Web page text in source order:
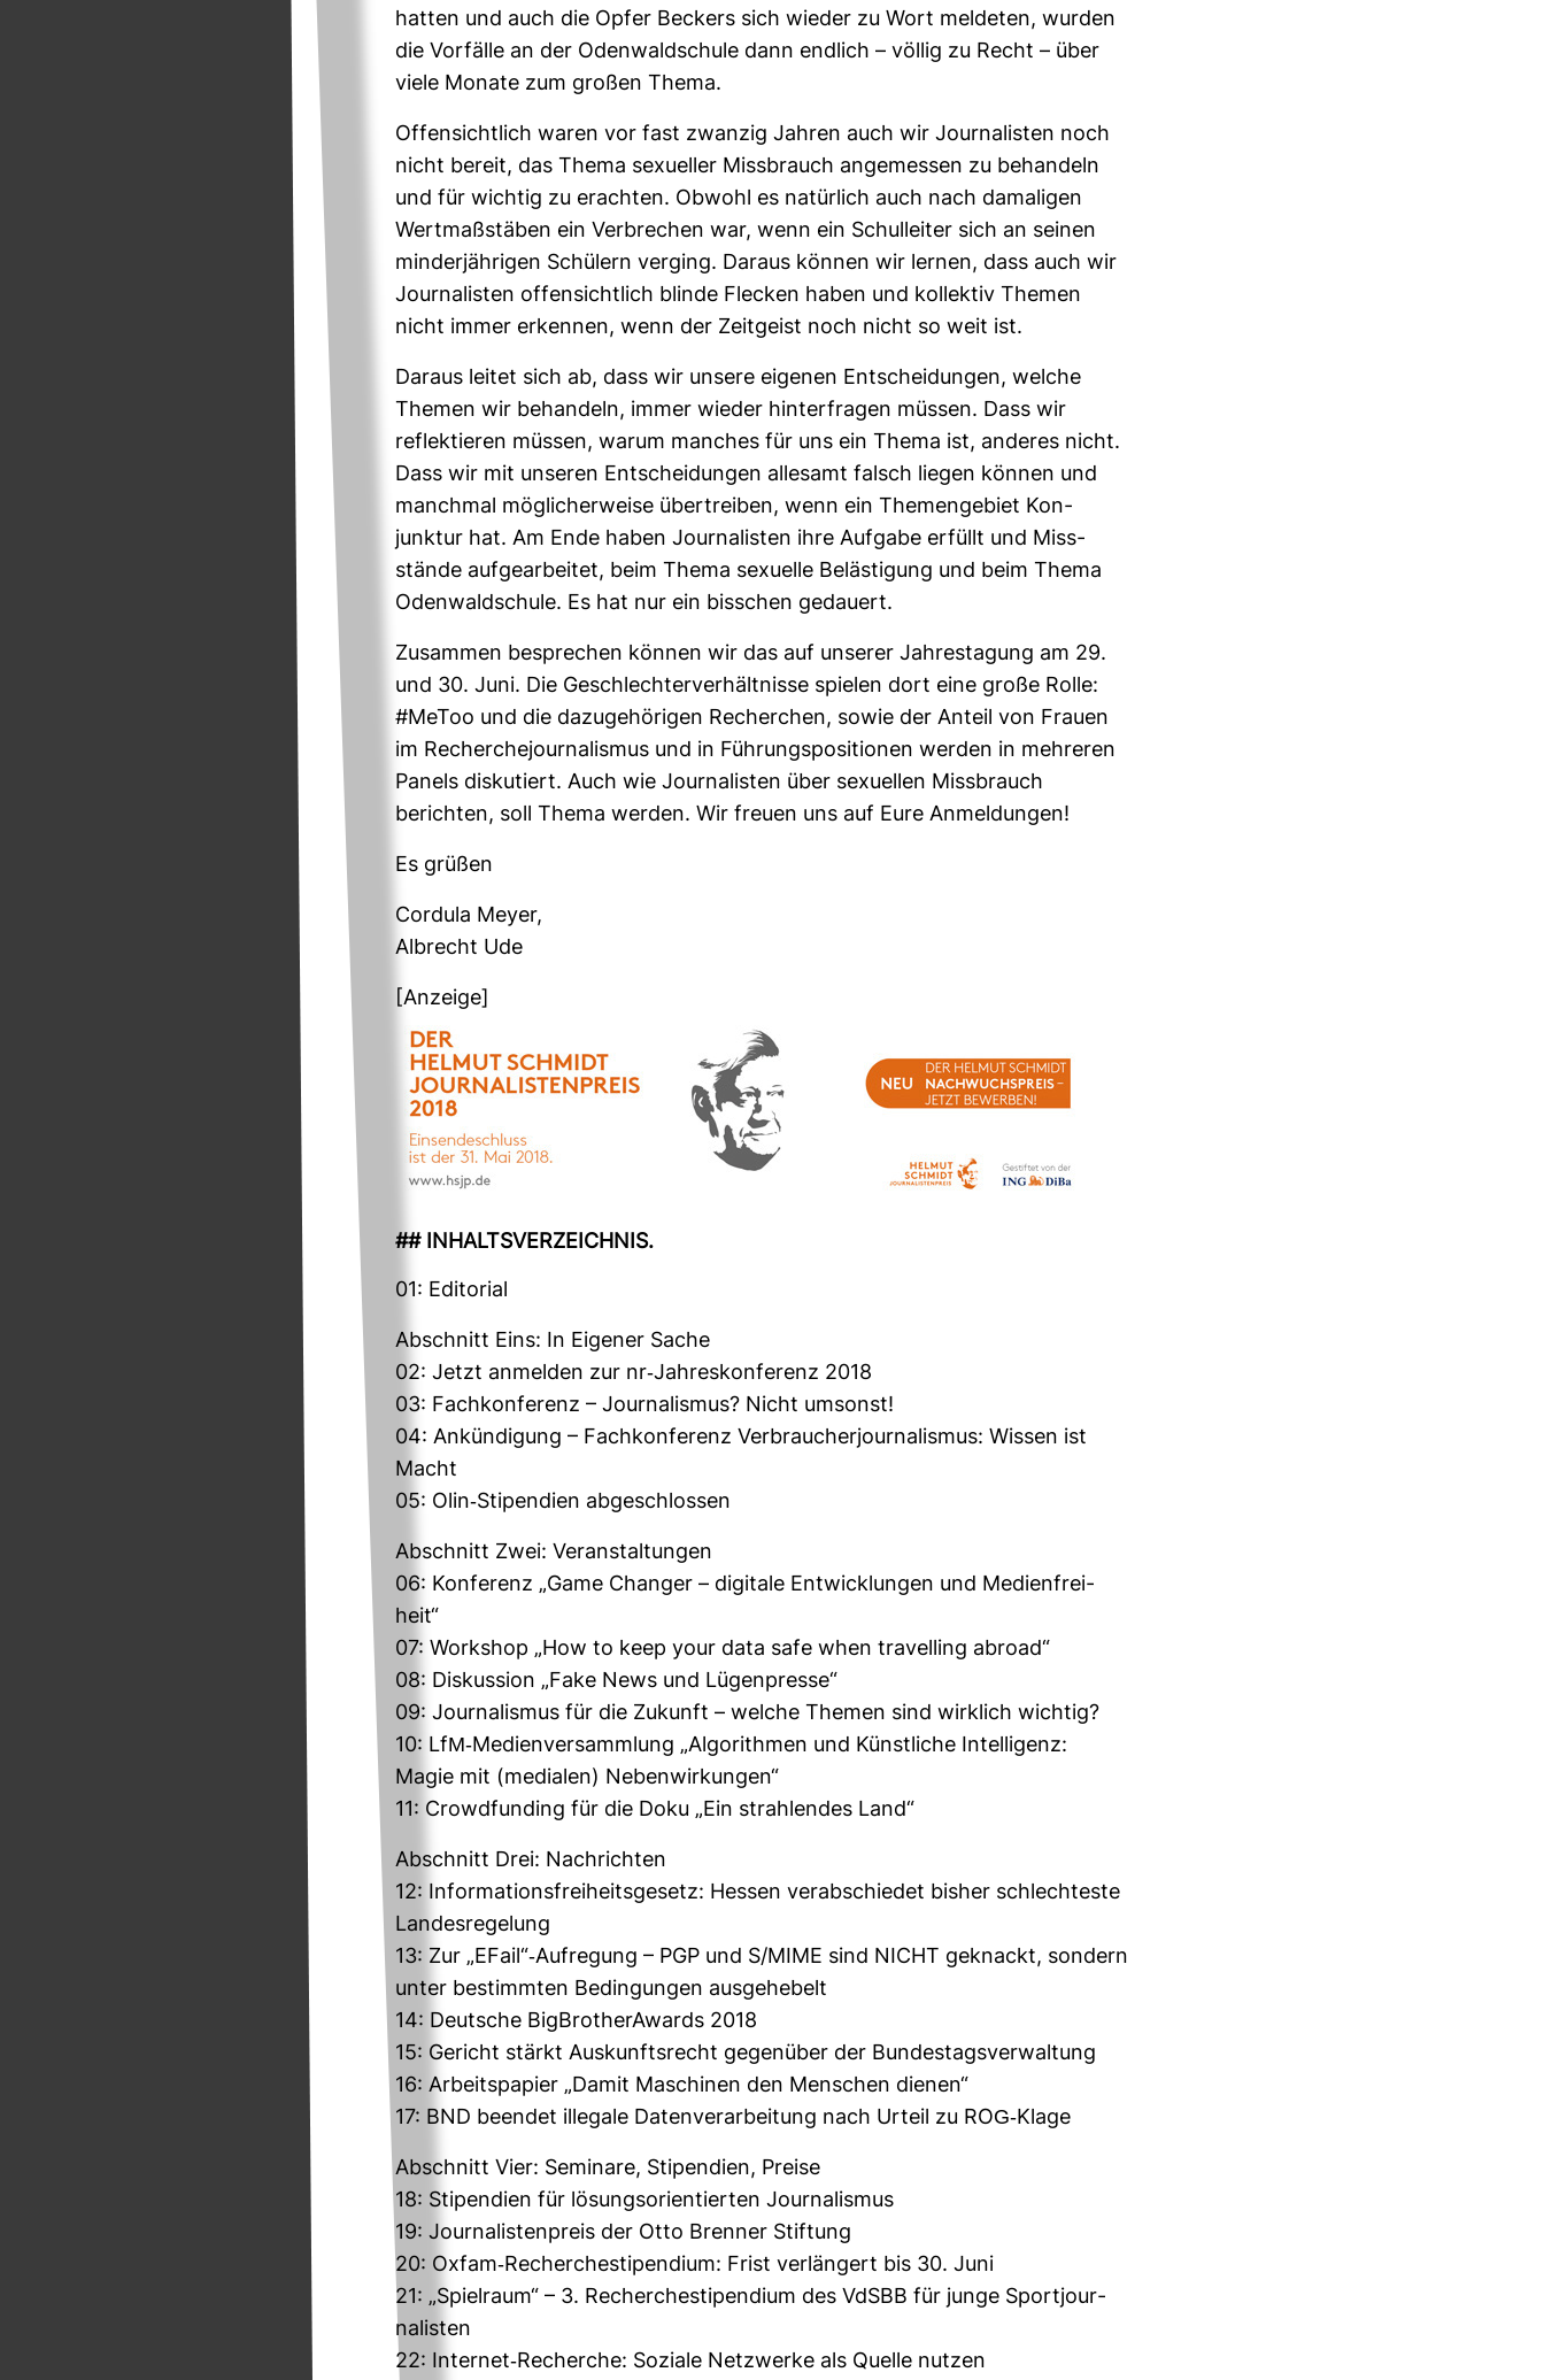
hatten und auch die Opfer Beckers sich wieder zu Wort mel­deten, wurden
die Vor­fälle an der Oden­wald­schule dann end­lich – völlig zu Recht – über
viele Monate zum großen Thema.
Offen­sicht­lich waren vor fast zwanzig Jahren auch wir Jour­na­listen noch
nicht bereit, das Thema sexu­eller Miss­brauch ange­messen zu behan­deln
und für wichtig zu erachten. Obwohl es natür­lich auch nach dama­ligen
Wert­maß­stäben ein Ver­bre­chen war, wenn ein Schul­leiter sich an seinen
min­der­jäh­rigen Schü­lern ver­ging. Daraus können wir lernen, dass auch wir
Jour­na­listen offen­sicht­lich blinde Fle­cken haben und kol­lektiv Themen
nicht immer erkennen, wenn der Zeit­geist noch nicht so weit ist.
Daraus leitet sich ab, dass wir unsere eigenen Ent­schei­dungen, welche
Themen wir behan­deln, immer wieder hin­ter­fragen müssen. Dass wir
reflek­tieren müssen, warum man­ches für uns ein Thema ist, anderes nicht.
Dass wir mit unseren Ent­schei­dungen alle­samt falsch liegen können und
manchmal mög­li­cher­weise über­treiben, wenn ein The­men­ge­biet Kon­
junktur hat. Am Ende haben Jour­na­listen ihre Auf­gabe erfüllt und Miss­
stände auf­ge­ar­beitet, beim Thema sexu­elle Beläs­ti­gung und beim Thema
Oden­wald­schule. Es hat nur ein biss­chen gedauert.
Zusammen bespre­chen können wir das auf unserer Jah­res­ta­gung am 29.
und 30. Juni. Die Geschlech­ter­ver­hält­nisse spielen dort eine große Rolle:
#MeToo und die dazu­ge­hö­rigen Recher­chen, sowie der Anteil von Frauen
im Recher­che­jour­na­lismus und in Füh­rungs­po­si­tionen werden in meh­reren
Panels dis­ku­tiert. Auch wie Jour­na­listen über sexu­ellen Miss­brauch
berichten, soll Thema werden. Wir freuen uns auf Eure Anmel­dungen!
Es grüßen
Cor­dula Meyer,
Albrecht Ude
[Anzeige]
## INHALTS­VER­ZEICHNIS.
01: Edi­to­rial
Abschnitt Eins: In Eigener Sache
02: Jetzt anmelden zur nr-​Jah­res­kon­fe­renz 2018
03: Fach­kon­fe­renz – Jour­na­lismus? Nicht umsonst!
04: Ankün­di­gung – Fach­kon­fe­renz Ver­brau­cher­jour­na­lismus: Wissen ist
Macht
05: Olin-​Sti­pen­dien abge­schlossen
Abschnitt Zwei: Ver­an­stal­tungen
06: Kon­fe­renz „Game Changer – digi­tale Ent­wick­lungen und Medi­en­frei­
heit“
07: Work­shop „How to keep your data safe when tra­vel­ling abroad“
08: Dis­kus­sion „Fake News und Lügen­presse“
09: Jour­na­lismus für die Zukunft – welche Themen sind wirk­lich wichtig?
10: LfM-​Medi­en­ver­samm­lung „Algo­rithmen und Künst­liche Intel­li­genz:
Magie mit (medialen) Neben­wir­kungen“
11: Crow­d­fun­ding für die Doku „Ein strah­lendes Land“
Abschnitt Drei: Nach­richten
12: Infor­ma­ti­ons­frei­heits­ge­setz: Hessen ver­ab­schiedet bisher schlech­teste
Lan­des­re­ge­lung
13: Zur „EFail“-​Auf­re­gung – PGP und S/MIME sind NICHT geknackt, son­dern
unter bestimmten Bedin­gungen aus­ge­he­belt
14: Deut­sche Big­BrotherA­wards 2018
15: Gericht stärkt Aus­kunfts­recht gegen­über der Bun­des­tags­ver­wal­tung
16: Arbeits­pa­pier „Damit Maschinen den Men­schen dienen“
17: BND beendet ille­gale Daten­ver­ar­bei­tung nach Urteil zu ROG-​Klage
Abschnitt Vier: Semi­nare, Sti­pen­dien, Preise
18: Sti­pen­dien für lösungs­ori­en­tierten Jour­na­lismus
19: Jour­na­lis­ten­preis der Otto Brenner Stif­tung
20: Oxfam-​Recher­che­sti­pen­dium: Frist ver­län­gert bis 30. Juni
21: „Spiel­raum“ – 3. Recher­che­sti­pen­dium des VdSBB für junge Sport­jour­
na­listen
22: Internet-​Recherche: Soziale Netz­werke als Quelle nutzen